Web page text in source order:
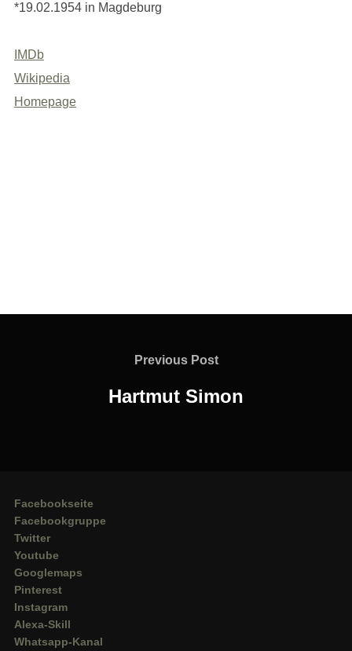
*19.02.1954 in Magdeburg
IMDb
Wikipedia
Homepage
Previous
Previous Post
Hartmut Simon
Facebookseite
Facebookgruppe
Twitter
Youtube
Googlemaps
Pinterest
Instagram
Alexa-Skill
Whatsapp-Kanal